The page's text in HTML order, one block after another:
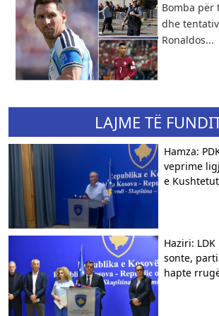
Bomba për
dhe
Ronaldos...
LAJME TË
Hamza:
veprime
e
Haziri:
sonte,
hapte